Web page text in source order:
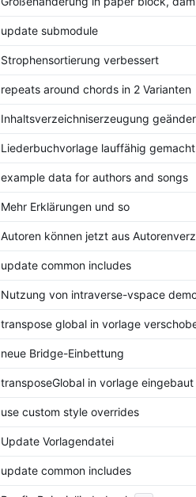
update submodule
Strophensortierung verbessert
repeats around chords in 2 Varianten
Inhaltsverzeichniserzeugung
Liederbuchvorlage lauffähig gemacht
example data for authors and songs
Mehr Erklärungen und so
Autoren können jetzt aus
update common includes
Nutzung von intraverse-vspace
transpose global in vorlage
neue Bridge-Einbettung
transposeGlobal in vorlage eingebaut
use custom style overrides
Update Vorlagendatei
update common includes